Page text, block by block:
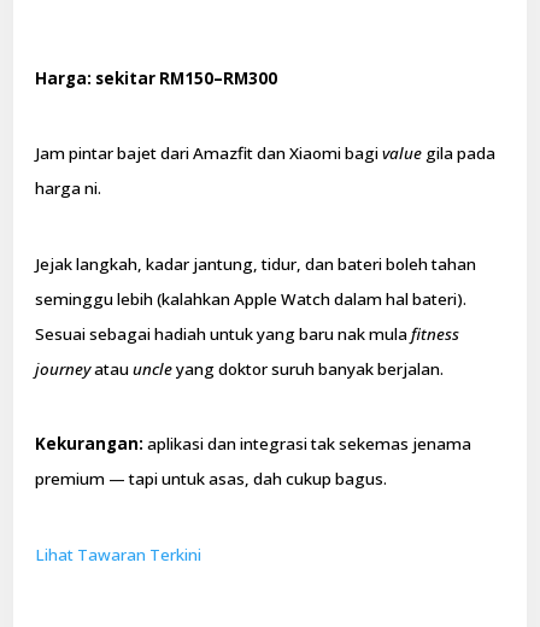
Harga: sekitar RM150–RM300
Jam pintar bajet dari Amazfit dan Xiaomi bagivalue gila pada
harga ni.
Jejak langkah, kadar jantung, tidur, dan bateri boleh tahan
seminggu lebih (kalahkan Apple Watch dalam hal bateri).
Sesuai sebagai hadiah untuk yang baru nak mulafitness
journeyatauuncleyang doktor suruh banyak berjalan.
Kekurangan: aplikasi dan integrasi tak sekemas jenama
premium — tapi untuk asas, dah cukup bagus.
Lihat Tawaran Terkini